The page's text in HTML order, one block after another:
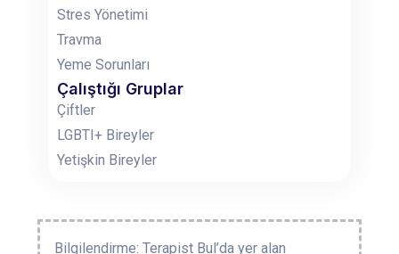
Stres Yönetimi
Travma
Yeme Sorunları
Çalıştığı Gruplar
Çiftler
LGBTI+ Bireyler
Yetişkin Bireyler
Bilgilendirme: Terapist Bul’da yer alan